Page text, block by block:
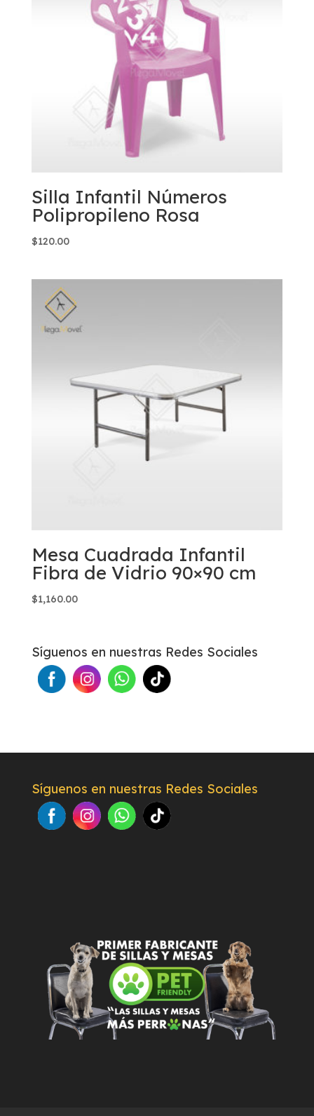
Silla Infantil Números
Polipropileno Rosa
$120.00
Mesa Cuadrada Infantil
Fibra de Vidrio 90×90 cm
$1,160.00
Síguenos en nuestras Redes Sociales
Síguenos en nuestras Redes Sociales